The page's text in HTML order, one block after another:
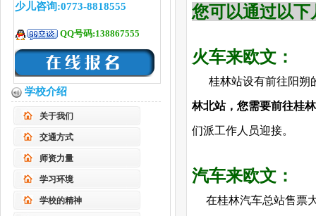
您可以通过以
火车来欧文：
桂林站设有前往阳朔
林北站，您需要前往桂
们派工作人员迎接。
汽车来欧文：
在桂林汽车总站售票
少儿咨询:0773-8818555
QQ号码:138867555
学校介绍
关于我们
交通方式
师资力量
学习环境
学校的精神